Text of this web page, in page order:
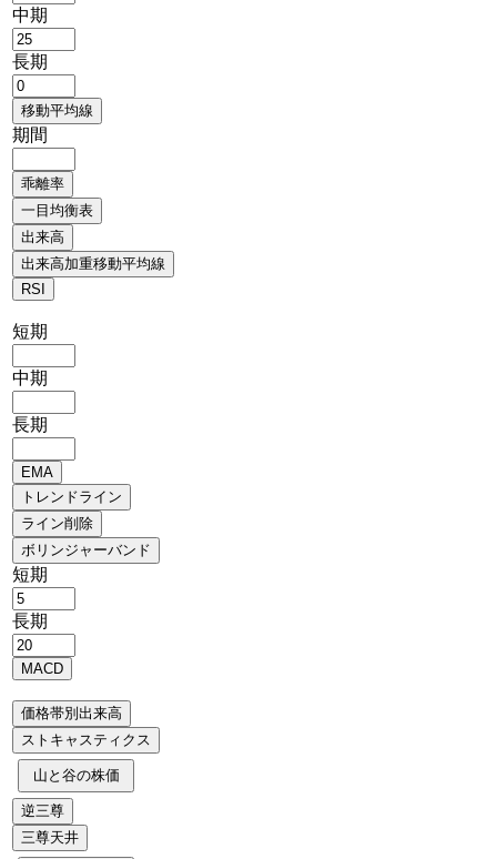
中期
長期
期間
短期
中期
長期
短期
長期